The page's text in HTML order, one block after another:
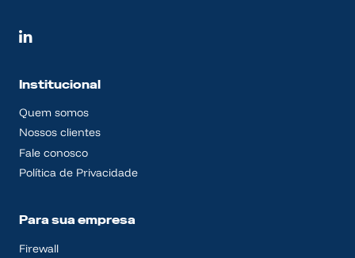
Institucional
Quem somos
Nossos clientes
Fale conosco
Política de Privacidade
Para sua empresa
Firewall